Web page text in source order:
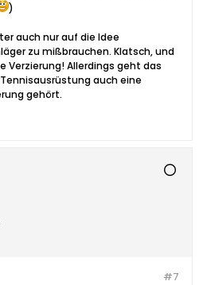
)
auch nur auf die Idee
zu mißbrauchen. Klatsch, und
Verzierung! Allerdings geht das
auch eine
gehört.
#7